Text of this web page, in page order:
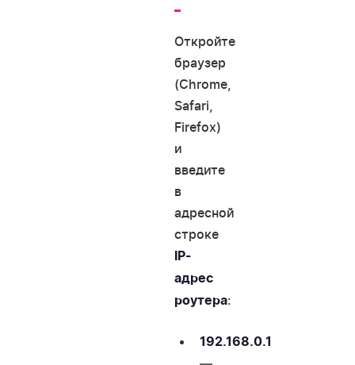
Откройте
браузер
(Chrome,
Safari,
Firefox)
и
введите
в
адресной
строке
IP-
адрес
роутера:
192.168.0.1